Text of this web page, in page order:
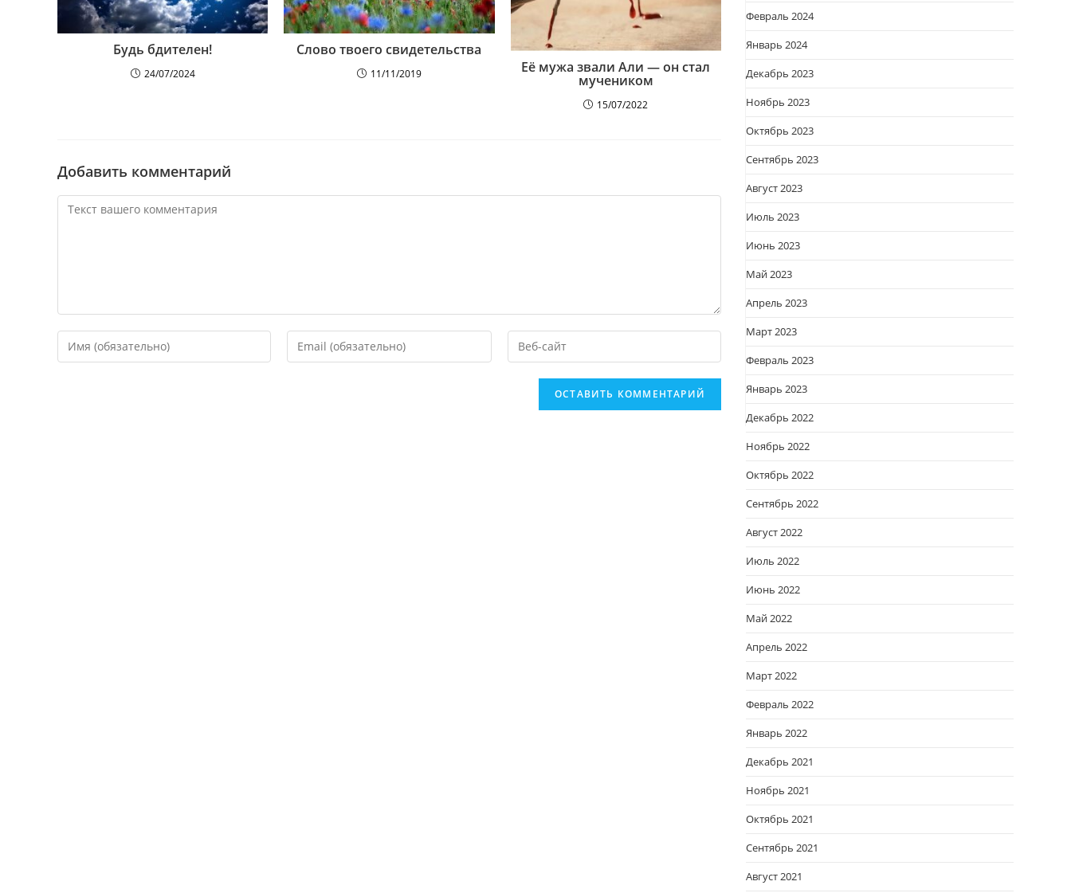
Будь бдителен!
24/07/2024
Слово твоего свидетельства
11/11/2019 Её мужа звали Али — он стал
мучеником
15/07/2022
Добавить комментарий
Февраль 2024
Январь 2024
Декабрь 2023
Ноябрь 2023
Октябрь 2023
Сентябрь 2023
Август 2023
Июль 2023
Июнь 2023
Май 2023
Апрель 2023
Март 2023
Февраль 2023
Январь 2023
Декабрь 2022
Ноябрь 2022
Октябрь 2022
Сентябрь 2022
Август 2022
Июль 2022
Июнь 2022
Май 2022
Апрель 2022
Март 2022
Февраль 2022
Январь 2022
Декабрь 2021
Ноябрь 2021
Октябрь 2021
Сентябрь 2021
Август 2021